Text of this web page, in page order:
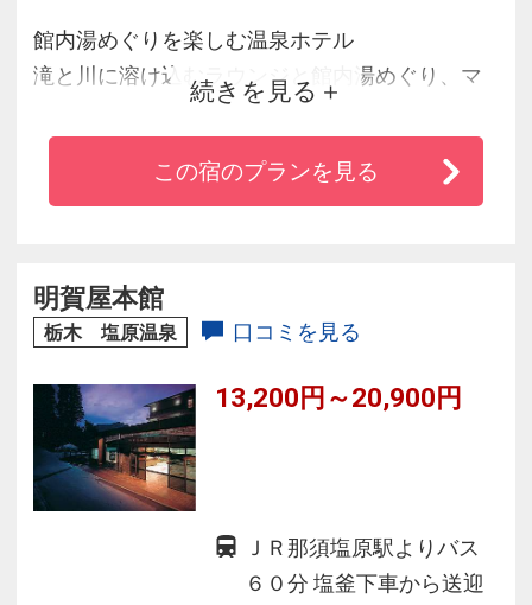
館内湯めぐりを楽しむ温泉ホテル
滝と川に溶け込むラウンジと館内湯めぐり、マ
ルシェ風のレストラン。家族みんなでくつろぐ
癒しのひと時をお過ごしください。
続きを見る
この宿のプランを見る
明賀屋本館
栃木 塩原温泉 口コミを見る
13,200円～20,900円
ＪＲ那須塩原駅よりバス
６０分 塩釜下車から送迎